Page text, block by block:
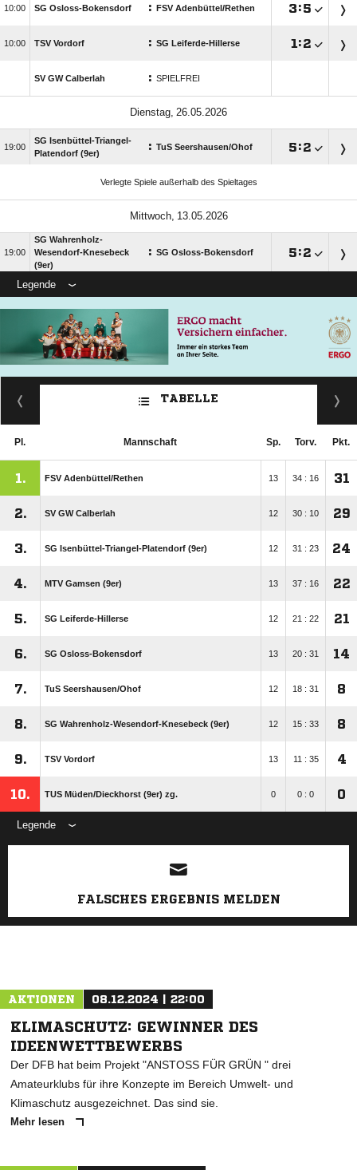
 SG Osloss-Bokensdorf : FSV Adenbüttel/​Rethen :
 TSV Vordorf : SG Leiferde-Hillerse  :
SV GW Calberlah : SPIELFREI
 

SG Isenbüttel-Triangel-
Platendorf (9er)
: TuS Seershausen/​Ohof :
Verlegte Spiele außerhalb des Spieltages
 

SG Wahrenholz-
Wesendorf-Knesebeck
(9er)
: SG Osloss-Bokensdorf :
Legende
TABELLE
Pl. Mannschaft Sp. Torv. Pkt.
1. FSV Adenbüttel/​Rethen 13 34 : 16 31
2. SV GW Calberlah 12 30 : 10 29
3. SG Isenbüttel-Triangel-Platendorf (9er) 12 31 : 23 24
4. MTV Gamsen (9er) 13 37 : 16 22
5. SG Leiferde-Hillerse 12 21 : 22 21
6. SG Osloss-Bokensdorf 13 20 : 31 14
7. TuS Seershausen/​Ohof 12 18 : 31 8
8. SG Wahrenholz-Wesendorf-Knesebeck (9er) 12 15 : 33 8
9. TSV Vordorf 13 11 : 35 4
10. TUS Müden/​Dieckhorst (9er) zg. 0 0 : 0 0
Legende
ANZEIGE
FALSCHES ERGEBNIS MELDEN
AKTIONEN 08.12.2024 | 22:00
KLIMASCHUTZ: GEWINNER DES
IDEENWETTBEWERBS
Der DFB hat beim Projekt "ANSTOSS FÜR GRÜN " drei
Amateurklubs für ihre Konzepte im Bereich Umwelt- und
Klimaschutz ausgezeichnet. Das sind sie.
Mehr lesen